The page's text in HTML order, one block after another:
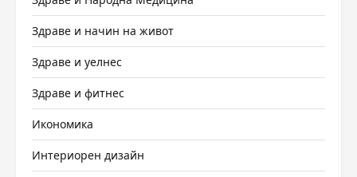
Здраве и начин на живот
Здраве и уелнес
Здраве и фитнес
Икономика
Интериорен дизайн